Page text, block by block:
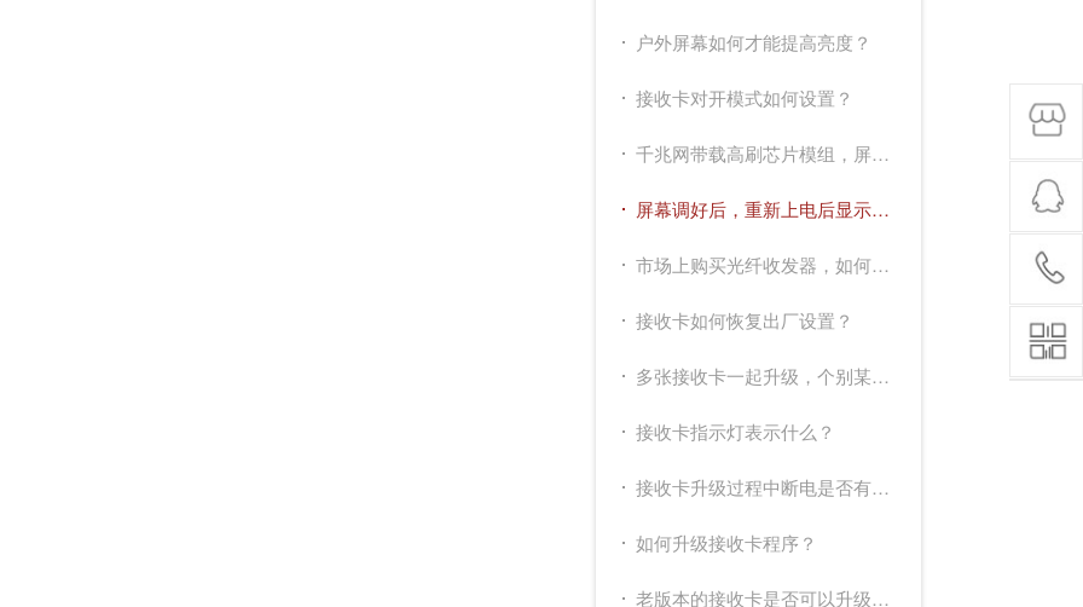
户外屏幕如何才能提高亮度？
接收卡对开模式如何设置？
千兆网带载高刷芯片模组，屏幕闪，如何解决？
屏幕调好后，重新上电后显示花屏？
市场上购买光纤收发器，如何选择？
接收卡如何恢复出厂设置？
多张接收卡一起升级，个别某一张升级不上，为什么？
接收卡指示灯表示什么？
接收卡升级过程中断电是否有影响？
如何升级接收卡程序？
老版本的接收卡是否可以升级到官网最新的程序？